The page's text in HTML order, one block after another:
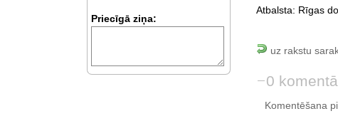
Atbalsta: Rīgas
uz rakstu
0
Komentēšana
Priecīgā ziņa: